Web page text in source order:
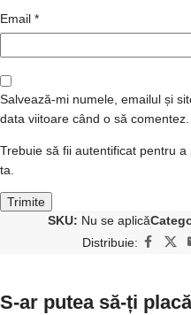
Email *
Salvează-mi numele, emailul și
data viitoare când o să comentez.
Trebuie să fii autentificat pentru
ta.
SKU: Nu se aplică
Distribuie:
S-ar putea să-ți